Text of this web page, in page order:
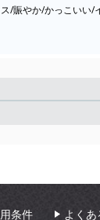
/賑やか/かっこい
条件 よく